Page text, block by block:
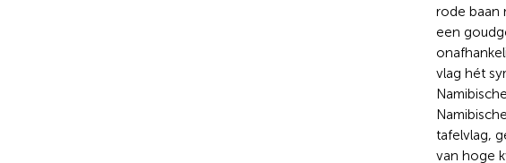
rode baan
een
vlag hét
tafelvlag,
van hoge